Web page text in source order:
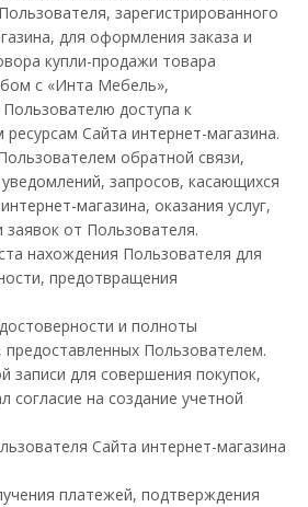
зарегистрированного
для оформления заказа и
купли-продажи товара
с «Инта Мебель»,
доступа к
Сайта интернет-магазина.
обратной связи,
запросов, касающихся
магазина, оказания услуг,
от Пользователя.
нахождения Пользователя для
предотвращения
и полноты
Пользователем.
записи для совершения покупок,
согласие на создание учетной
Сайта интернет-магазина
платежей, подтверждения